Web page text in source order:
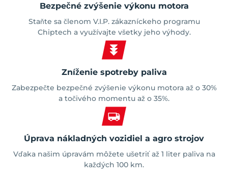
Bezpečné zvýšenie výkonu motora
Staňte sa členom V.I.P. zákazníckeho programu
Chiptech a využívajte všetky jeho výhody.
Zníženie spotreby paliva
Zabezpečte bezpečné zvýšenie výkonu motora až o 30%
a točivého momentu až o 35%.
Úprava nákladných vozidiel a agro strojov
Vďaka našim úpravám môžete ušetriť až 1 liter paliva na
každých 100 km.